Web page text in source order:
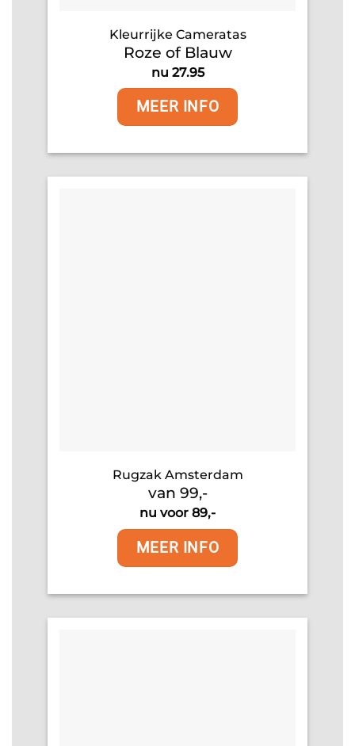
Kleurrijke Cameratas
Roze of Blauw
nu 27.95
MEER INFO
Rugzak Amsterdam
van 99,-
nu voor 89,-
MEER INFO